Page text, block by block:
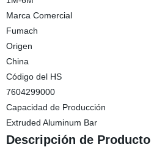
Marca Comercial
Fumach
Origen
China
Código del HS
7604299000
Capacidad de Producción
Extruded Aluminum Bar
Descripción de Producto